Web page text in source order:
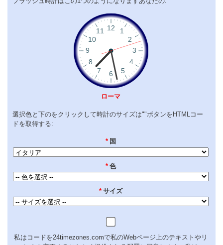
ローマ
選択色と下のをクリックして時計のサイズは""ボタンをHTMLコー
ドを取得する:
* 国
* 色
* サイズ
私はコードを24timezones.comで私のWebページ上のテキストやリ